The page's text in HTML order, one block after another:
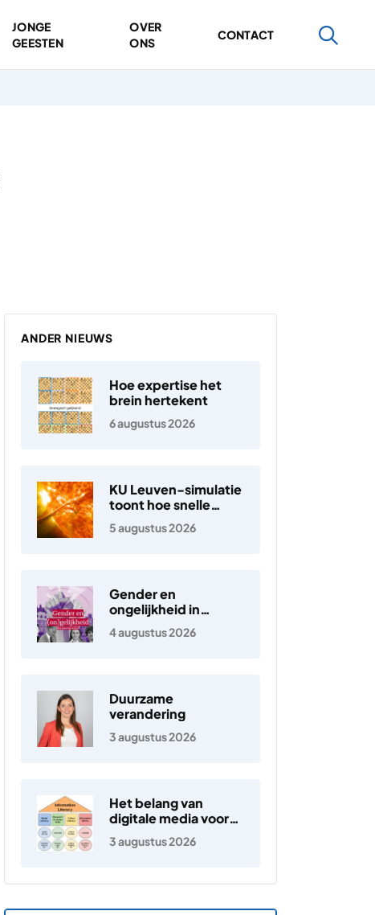
JONGE
GEESTEN
OVER
ONS
CONTACT
ANDER NIEUWS
Hoe expertise het
brein hertekent
6 augustus 2026
KU Leuven-simulatie
toont hoe snelle
elektronen in de
zonnewind ontstaan
5 augustus 2026
Gender en
ongelijkheid in
Nederland
4 augustus 2026
Duurzame
verandering
3 augustus 2026
Het belang van
digitale media voor
jongeren
3 augustus 2026